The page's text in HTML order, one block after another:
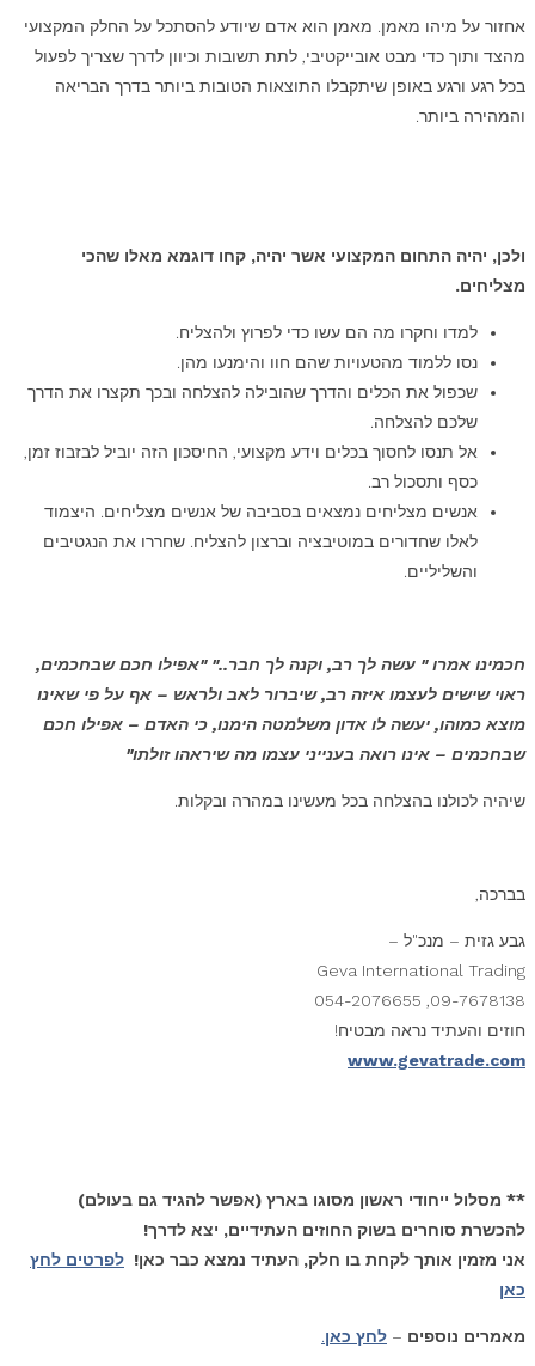
אחזור על מיהו מאמן. מאמן הוא אדם שיודע להסתכל על החלק המקצועי
מהצד ותוך כדי מבט אובייקטיבי, לתת תשובות וכיוון לדרך שצריך לפעול
בכל רגע ורגע באופן שיתקבלו התוצאות הטובות ביותר בדרך הבריאה
והמהירה ביותר.
ולכן, יהיה התחום המקצועי אשר יהיה, קחו דוגמא מאלו שהכי
מצליחים.
למדו וחקרו מה הם עשו כדי לפרוץ ולהצליח.
נסו ללמוד מהטעויות שהם חוו והימנעו מהן.
שכפול את הכלים והדרך שהובילה להצלחה ובכך תקצרו את הדרך
שלכם להצלחה.
אל תנסו לחסוך בכלים וידע מקצועי, החיסכון הזה יוביל לבזבוז זמן,
כסף ותסכול רב.
אנשים מצליחים נמצאים בסביבה של אנשים מצליחים. היצמוד
לאלו שחדורים במוטיבציה וברצון להצליח. שחררו את הנגטיבים
והשליליים.
חכמינו אמרו " עשה לך רב, וקנה לך חבר.."
"אפילו חכם שבחכמים,
ראוי שישים לעצמו איזה רב, שיברור לאב ולראש – אף על פי שאינו
מוצא כמוהו, יעשה לו אדון משלמטה הימנו, כי האדם – אפילו חכם
שבחכמים – אינו רואה בענייני עצמו מה שיראהו זולתו"
שיהיה לכולנו בהצלחה בכל מעשינו במהרה ובקלות.
בברכה,
גבע גזית – מנכ"ל –
Geva International Trading
09-7678138, 054-2076655
חוזים והעתיד נראה מבטיח!
www.gevatrade.com
** מסלול ייחודי ראשון מסוגו בארץ (אפשר להגיד גם בעולם)
להכשרת סוחרים בשוק החוזים העתידיים, יצא לדרך!
אני מזמין אותך לקחת בו חלק, העתיד נמצא כבר כאן! לפרטים לחץ
כאן
מאמרים נוספים – לחץ כאן.